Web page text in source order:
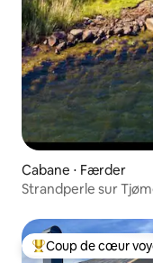
Cabane ⋅ Færder
Strandperle sur
Coups de cœur
Coup de cœur